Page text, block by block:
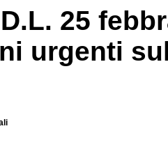
25
urgenti